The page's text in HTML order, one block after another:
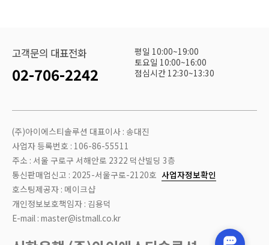
고객문의 대표전화
02-706-2242
평일 10:00~19:00
토요일 10:00~16:00
점심시간 12:30~13:30
(주)아이에스티솔루션 대표이사 : 송대진
사업자 등록번호 : 106-86-55511
주소 : 서울 구로구 서해안로 2322 덕산빌딩 3층
통신판매업신고 : 2025-서울구로-2120호 사업자정보확인
호스팅제공자 : 메이크샵
개인정보보호책임자 : 김용덕
E-mail : master@istmall.co.kr